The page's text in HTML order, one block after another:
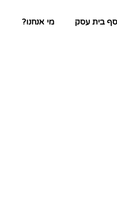
בית עסק מי אנחנו?